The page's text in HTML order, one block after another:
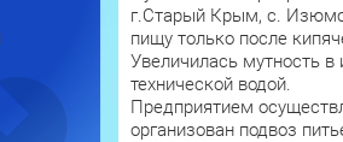
г.Старый Крым, с.
пищу только после
Увеличилась мутность в
технической водой.
Предприятием
организован подвоз